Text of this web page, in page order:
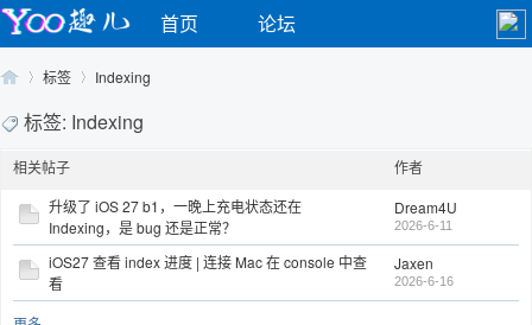
首页 论坛
Yo›
标签 Indexing
标签: Indexing
相关帖子
作者
升级了 iOS 27 b1，一晚上充电状态还在
Indexing，是 bug 还是正常？
Dream4U
2026-6-11
iOS27 查看 index 进度 | 连接 Mac 在 console 中查
看
Jaxen
2026-6-16